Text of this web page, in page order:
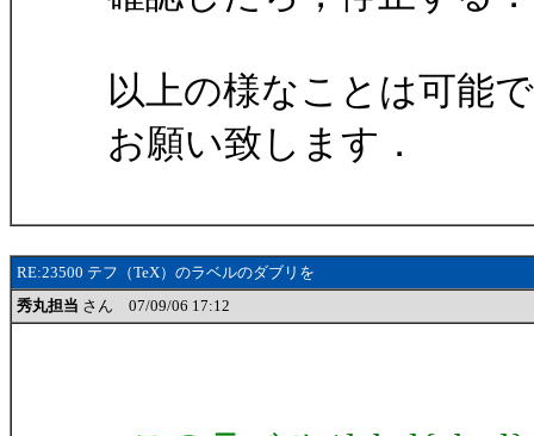
以上の様なことは可能
お願い致します．
RE:23500 テフ（TeX）のラベルのダブリを
秀丸担当 さん 07/09/06 17:12